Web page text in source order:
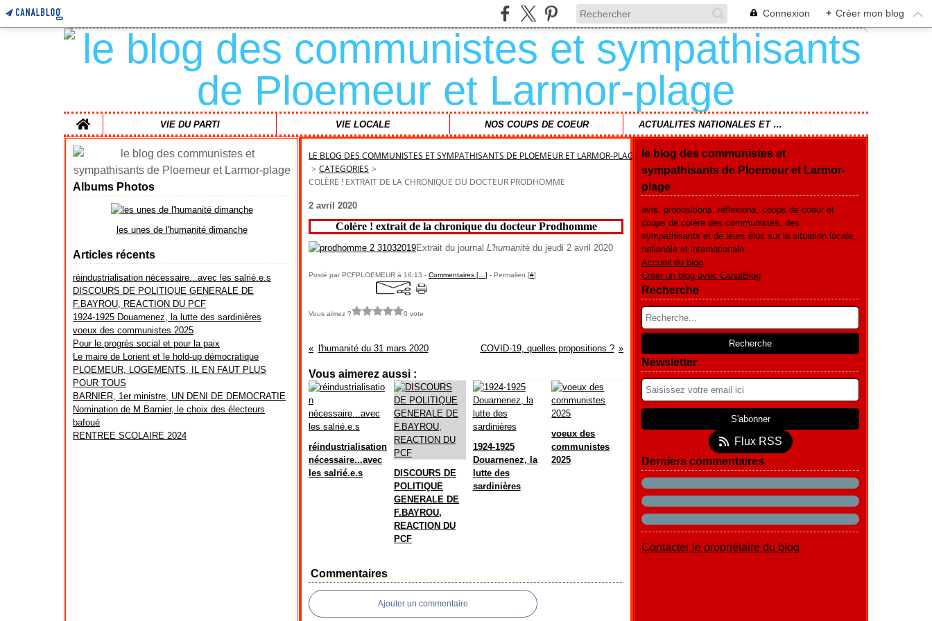
Connexion + Créer mon blog
Home
VIE DU PARTI VIE LOCALE NOS COUPS DE COEUR ACTUALITES NATIONALES ET REGIONALES
Albums Photos
les unes de l'humanité dimanche
Articles récents
réindustrialisation nécessaire...avec les salrié.e.s
DISCOURS DE POLITIQUE GENERALE DE
F.BAYROU, REACTION DU PCF
1924-1925 Douarnenez, la lutte des sardinières
voeux des communistes 2025
Pour le progrès social et pour la paix
Le maire de Lorient et le hold-up démocratique
PLOEMEUR, LOGEMENTS, IL EN FAUT PLUS
POUR TOUS
BARNIER, 1er ministre, UN DENI DE DEMOCRATIE
Nomination de M.Barnier, le choix des électeurs
bafoué
RENTREE SCOLAIRE 2024
LE BLOG DES COMMUNISTES ET SYMPATHISANTS DE PLOEMEUR ET LARMOR-PLAGE
> CATEGORIES >
COLÈRE ! EXTRAIT DE LA CHRONIQUE DU DOCTEUR PRODHOMME
2 avril 2020
Colère ! extrait de la chronique du docteur Prodhomme
Extrait du journal L'humanité du jeudi 2 avril 2020
Posté par PCFPLOEMEUR à 16:13 - Commentaires [ ] - Permalien [#]
Vous aimez ? 0 vote
l'humanité du 31 mars 2020 COVID-19, quelles propositions ?
Vous aimerez aussi :
réindustrialisation
nécessaire...avec
les salrié.e.s
DISCOURS DE
POLITIQUE
GENERALE DE
F.BAYROU,
REACTION DU
PCF
1924-1925
Douarnenez, la
lutte des
sardinières
voeux des
communistes
2025
Commentaires
Ajouter un commentaire
le blog des communistes et
sympathisants de Ploemeur et Larmor-
plage
avis, propositions, réflexions, coups de coeur et
coups de colère des communistes, des
sympathisants et de leurs élus sur la situation locale,
nationale et internationale
Accueil du blog
Créer un blog avec CanalBlog
Recherche
Newsletter
Flux RSS
Derniers commentaires
Contacter le propriétaire du blog